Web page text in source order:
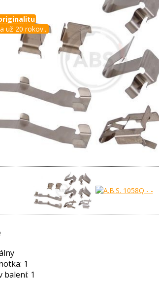
už 20 rokov...
1
balení: 1